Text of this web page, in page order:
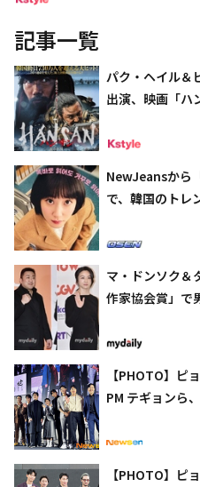
記事一覧
パク・ヘイル＆
出演、映画「
NewJeansから
で、韓国のトレ
マ・ドンソク＆
作家協会賞」で
【PHOTO】ピ
PM テギョン
【PHOTO】ピ